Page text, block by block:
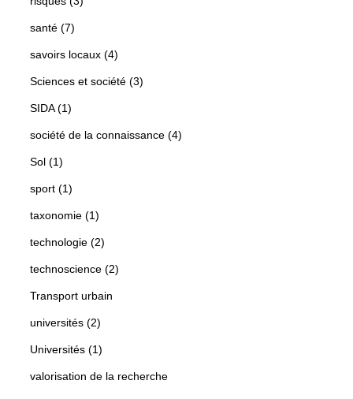
santé (7)
savoirs locaux (4)
Sciences et société (3)
SIDA (1)
société de la connaissance (4)
Sol (1)
sport (1)
taxonomie (1)
technologie (2)
technoscience (2)
Transport urbain
universités (2)
Universités (1)
valorisation de la recherche